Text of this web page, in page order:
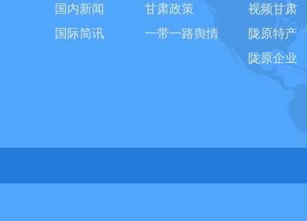
国内新闻
国际简讯
甘肃政策
一带一路舆情
视频甘肃
陇原特产
陇原企业